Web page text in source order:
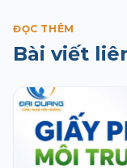
ĐỌC THÊM
Bài viết